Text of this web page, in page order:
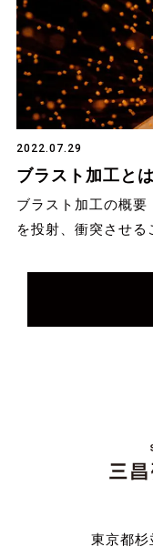
2022.07.29
ブラスト加工とは
ブラスト加工の概
を投射、衝突させる
東京都